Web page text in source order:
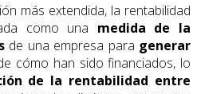
más extendida, la rentabilidad
como una medida de la
de una empresa para generar
cómo han sido financiados, lo
de la rentabilidad entre